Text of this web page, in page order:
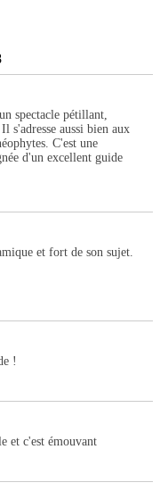
spectacle pétillant,
s'adresse aussi bien aux
C'est une
d'un excellent guide
et fort de son sujet.
!
et c'est émouvant